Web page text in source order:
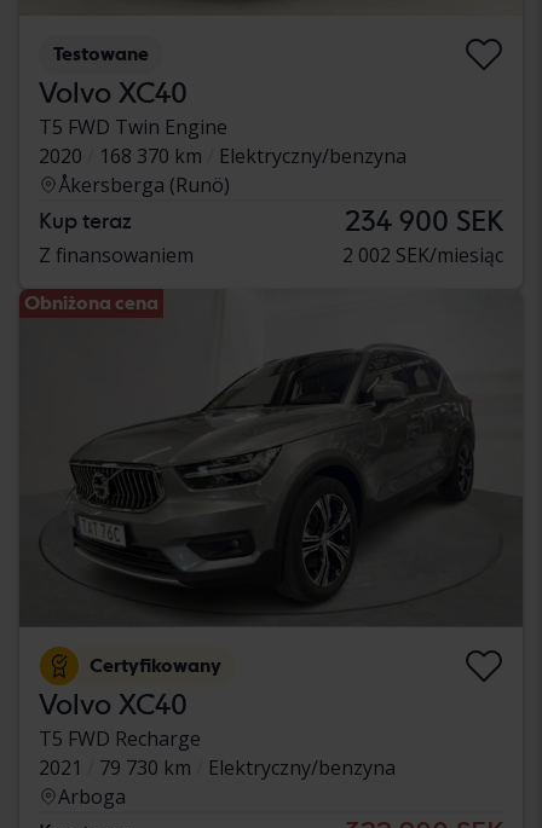
Testowane
Volvo XC40
T5 FWD Twin Engine
2020
168 370 km
Elektryczny/benzyna
Åkersberga (Runö)
Kup teraz 234 900 SEK
Z finansowaniem 2 002 SEK/miesiąc
Obniżona cena
Certyfikowany
Volvo XC40
T5 FWD Recharge
2021
79 730 km
Elektryczny/benzyna
Arboga